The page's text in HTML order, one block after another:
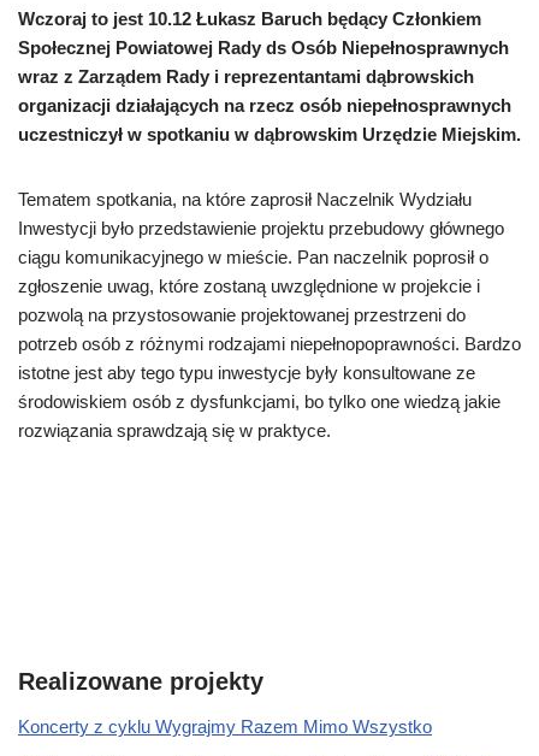
Wczoraj to jest 10.12 Łukasz Baruch będący Członkiem
Społecznej Powiatowej Rady ds Osób Niepełnosprawnych
wraz z Zarządem Rady i reprezentantami dąbrowskich
organizacji działających na rzecz osób niepełnosprawnych
uczestniczył w spotkaniu w dąbrowskim Urzędzie Miejskim.
Tematem spotkania, na które zaprosił Naczelnik Wydziału
Inwestycji było przedstawienie projektu przebudowy głównego
ciągu komunikacyjnego w mieście. Pan naczelnik poprosił o
zgłoszenie uwag, które zostaną uwzględnione w projekcie i
pozwolą na przystosowanie projektowanej przestrzeni do
potrzeb osób z różnymi rodzajami niepełnopoprawności. Bardzo
istotne jest aby tego typu inwestycje były konsultowane ze
środowiskiem osób z dysfunkcjami, bo tylko one wiedzą jakie
rozwiązania sprawdzają się w praktyce.
Realizowane projekty
Koncerty z cyklu Wygrajmy Razem Mimo Wszystko